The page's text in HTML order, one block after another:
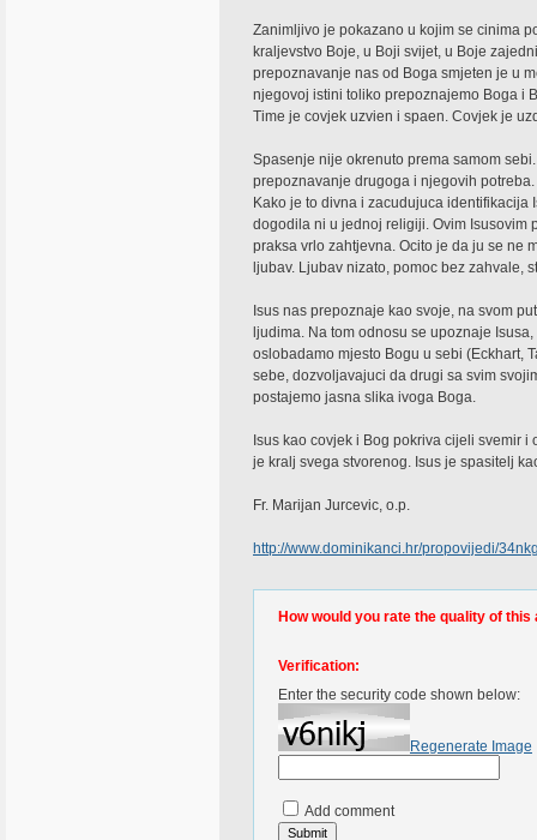
Zanimljivo je pokazano u kojim se cinima
kraljevstvo Boje, u Boji svijet, u Boje
prepoznavanje nas od Boga smjeten je u
njegovoj istini toliko prepoznajemo Boga i
Time je covjek uzvien i spaen. Covjek je
Spasenje nije okrenuto prema samom
prepoznavanje drugoga i njegovih potreba.
Kako je to divna i zacudujuca identifikacija
dogodila ni u jednoj religiji. Ovim Isusovim
praksa vrlo zahtjevna. Ocito je da ju se ne
ljubav. Ljubav nizato, pomoc bez
Isus nas prepoznaje kao svoje, na svom
ljudima. Na tom odnosu se upoznaje Isusa,
oslobadamo mjesto Bogu u sebi (Eckhart,
sebe, dozvoljavajuci da drugi sa svim
postajemo jasna slika ivoga Boga.
Isus kao covjek i Bog pokriva cijeli
je kralj svega stvorenog. Isus je spasitelj
Fr. Marijan Jurcevic, o.p.
http://www.dominikanci.hr/propovijedi/
How would you rate the quality of this
Verification:
Enter the security code shown below:
Regenerate Image
Add comment